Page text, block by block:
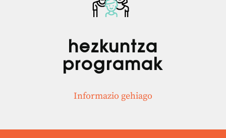
hezkuntza
programak
Informazio gehiago